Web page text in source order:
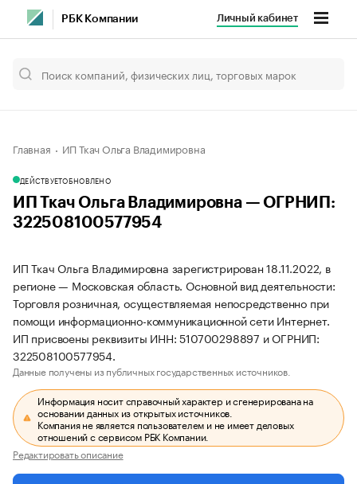
РБК Компании Личный кабинет
Главная ИП Ткач Ольга Владимировна
ДЕЙСТВУЕТОБНОВЛЕНО
ИП Ткач Ольга Владимировна — ОГРНИП:
322508100577954
ИП Ткач Ольга Владимировна зарегистрирован 18.11.2022, в
регионе — Московская область. Основной вид деятельности:
Торговля розничная, осуществляемая непосредственно при
помощи информационно-коммуникационной сети Интернет.
ИП присвоены реквизиты ИНН: 510700298897 и ОГРНИП:
322508100577954.
Данные получены из публичных государственных источников.
Информация носит справочный характер и сгенерирована на
основании данных из открытых источников.
Компания не является пользователем и не имеет деловых
отношений с сервисом РБК Компании.
Редактировать описание